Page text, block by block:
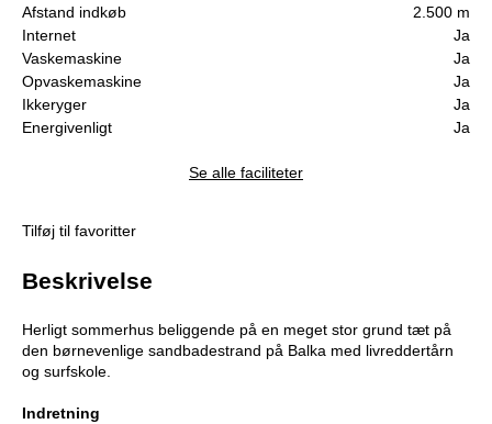
Afstand indkøb
2.500 m
Internet
Ja
Vaskemaskine
Ja
Opvaskemaskine
Ja
Ikkeryger
Ja
Energivenligt
Ja
Se alle faciliteter
Tilføj til favoritter
Beskrivelse
Herligt sommerhus beliggende på en meget stor grund tæt på
den børnevenlige sandbadestrand på Balka med livreddertårn
og surfskole.
Indretning